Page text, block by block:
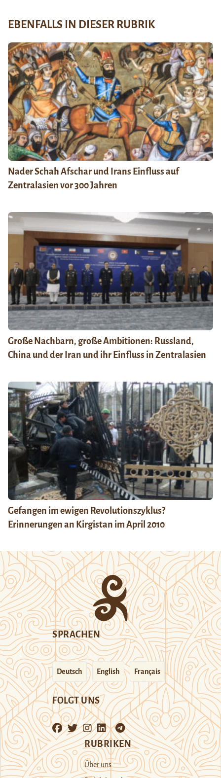
EBENFALLS IN DIESER RUBRIK
Nader Schah Afschar und Irans Einfluss auf
Zentralasien vor 300 Jahren
Große Nachbarn, große Ambitionen: Russland,
China und der Iran und ihr Einfluss in Zentralasien
Gefangen im ewigen Revolutionszyklus?
Erinnerungen an Kirgistan im April 2010
SPRACHEN
Deutsch English Français
FOLGT UNS
RUBRIKEN
Über uns